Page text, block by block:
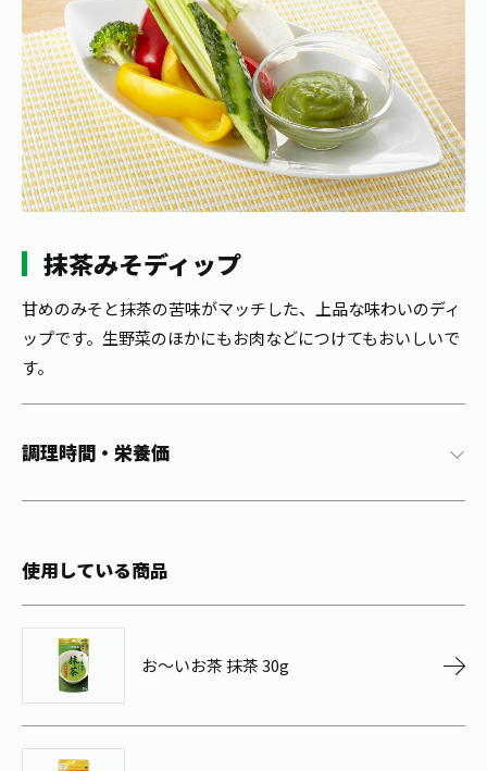
健康ミネラルむぎ茶
TULLY'S COFFEE
1日分の野菜
商品情報
ブランドから探す
カテゴリーから探す
キーワードから探す
お茶を楽しむ
お茶のいれ方
動画ギャラリー
レシピ集
お茶を知る
お茶百科キッズ
体験・イベント
見学・体験
工場見学
お茶の複合型博物館
食育・イベント
Green Tea for Good
未来の桜プロジェクト
店舗・通販
店舗・通販
伊藤園の店舗トップ
茶寮伊藤園
店舗検索
通信販売トップ
THE ITOEN
Crazy Jasmine
お客様相談室
企業情報 GLOBAL
抹茶みそディップ
甘めのみそと抹茶の苦味がマッチした、上品な味わいのディ
ップです。生野菜のほかにもお肉などにつけてもおいしいで
す。
調理時間・栄養価
使用している商品
お～いお茶 抹茶 30g